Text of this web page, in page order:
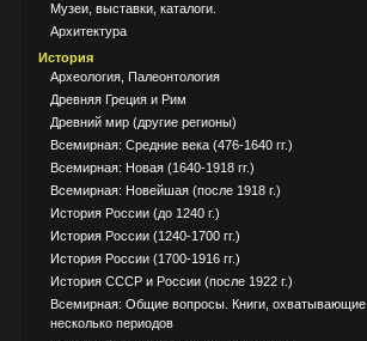
Музеи, выставки, каталоги.
Архитектура
История
Археология, Палеонтология
Древняя Греция и Рим
Древний мир (другие регионы)
Всемирная: Средние века (476-1640 гг.)
Всемирная: Новая (1640-1918 гг.)
Всемирная: Новейшая (после 1918 г.)
История России (до 1240 г.)
История России (1240-1700 гг.)
История России (1700-1916 гг.)
История СССР и России (после 1922 г.)
Всемирная: Общие вопросы. Книги, охватывающие
несколько периодов